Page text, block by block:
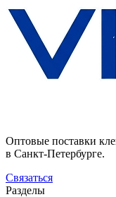
Оптовые поставки
в Санкт-Петербурге.
Связаться
Разделы